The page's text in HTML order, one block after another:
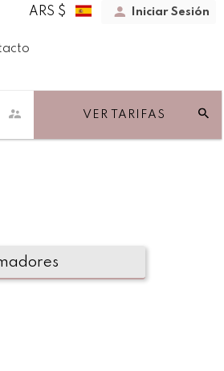
ARS $ Iniciar Sesión
VER TARIFAS